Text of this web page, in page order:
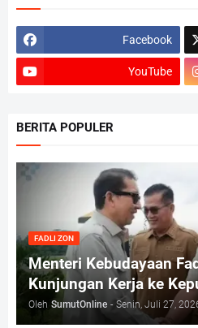
Facebook
YouTube
BERITA POPULER
FADLI ZON
Menteri Kebudayaan
Kunjungan Kerja ke
Oleh SumutOnline - Senin, Juli 27,